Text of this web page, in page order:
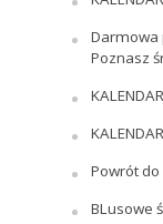
Darmowa
Poznasz
Powrót do
BLusowe